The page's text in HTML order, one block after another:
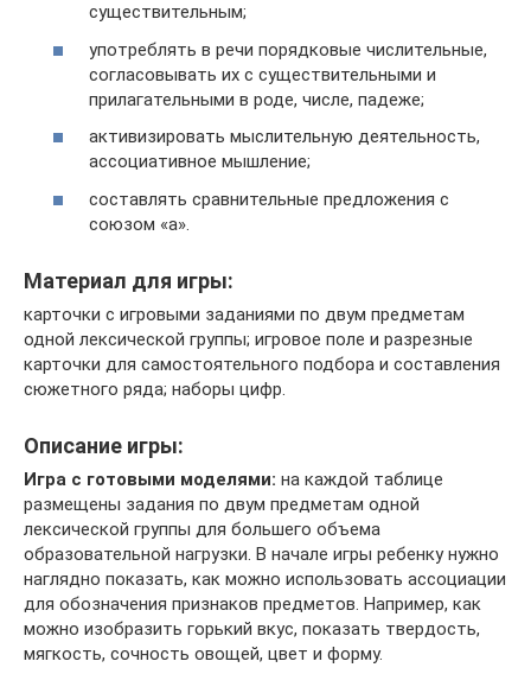
существительным;
употреблять в речи порядковые числительные,
согласовывать их с существительными и
прилагательными в роде, числе, падеже;
активизировать мыслительную деятельность,
ассоциативное мышление;
составлять сравнительные предложения с
союзом «а».
Материал для игры:
карточки с игровыми заданиями по двум предметам
одной лексической группы; игровое поле и разрезные
карточки для самостоятельного подбора и составления
сюжетного ряда; наборы цифр.
Описание игры:
Игра с готовыми моделями: на каждой таблице
размещены задания по двум предметам одной
лексической группы для большего объема
образовательной нагрузки. В начале игры ребенку нужно
наглядно показать, как можно использовать ассоциации
для обозначения признаков предметов. Например, как
можно изобразить горький вкус, показать твердость,
мягкость, сочность овощей, цвет и форму.